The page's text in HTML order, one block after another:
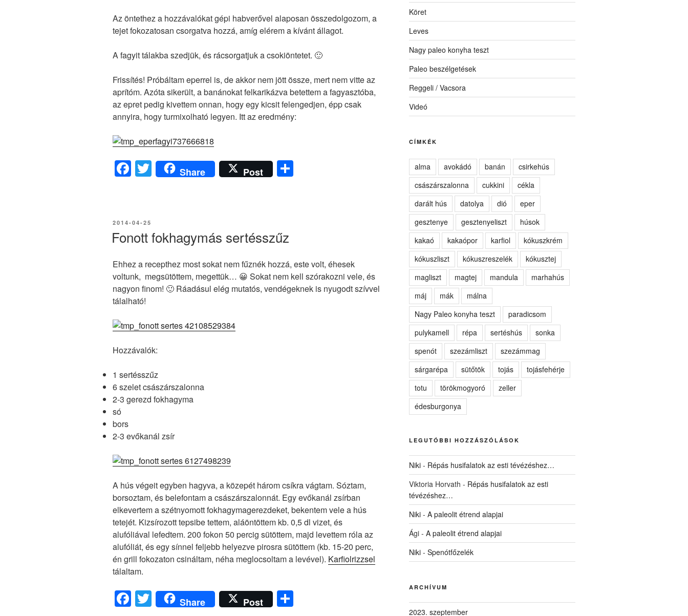
Az öntethez a hozzávalókat gépi habverővel alaposan összedolgozom, a
tejet fokozatosan csorgatva hozzá, amíg elérem a kívánt állagot.
A fagyit tálakba szedjük, és rácsorgatjuk a csokiöntetet. 🙂
Frissítés! Próbáltam eperrel is, de akkor nem jött össze, mert nem vitte az
aprítóm. Azóta sikerült, a banánokat felkarikázva betettem a fagyasztóba,
az epret pedig kivettem onnan, hogy egy kicsit felengedjen, épp csak
annyira, hogy turmixolható legyen. Itt az eredmény:
F
a
e
b
o
o
k
T
wi
Share Post
g
BEKÜLDVE:
2014-04-25
Fonott fokhagymás sertésszűz
Ehhez a recepthez most sokat nem fűznék hozzá, este volt, éhesek
voltunk, megsütöttem, megettük… 😀 Sokat nem kell szórakozni vele, és
nagyon finom! 🙂 Ráadásul elég mutatós, vendégeknek is nyugodt szívvel
tálalható!
Hozzávalók:
1 sertésszűz
6 szelet császárszalonna
2-3 gerezd fokhagyma
só
bors
2-3 evőkanál zsír
A hús végeit egyben hagyva, a közepét három csíkra vágtam. Sóztam,
borsoztam, és belefontam a császárszalonnát. Egy evőkanál zsírban
elkevertem a szétnyomott fokhagymagerezdeket, bekentem vele a hús
tetejét. Kizsírozott tepsibe tettem, aláöntöttem kb. 0,5 dl vizet, és
alufóliával lefedtem. 200 fokon 50 percig sütöttem, majd levettem róla az
alufóliát, és egy sínnel feljebb helyezve pirosra sütöttem (kb. 15-20 perc,
én grill fokozaton csináltam, néha meglocsoltam a levével). Karfiolrizzsel
tálaltam.
F T Share Post
Köret
Leves
Nagy paleo konyha teszt
Paleo beszélgetések
Reggeli / Vacsora
Videó
CÍMKÉK
alma avokádó banán
csirkehús
császárszalonna
cukkini
cékla
darált hús
datolya dió
eper
gesztenye
gesztenyeliszt
húsok
kakaó
kakaópor karfiol
kókuszkrém
kókuszliszt
kókuszreszelék
kókusztej
magliszt
magtej mandula
marhahús
máj
mák
málna
Nagy Paleo konyha teszt
paradicsom
pulykamell
répa sertéshús
sonka
spenót
szezámliszt
szezámmag
sárgarépa
sütőtök tojás
tojásfehérje
totu
törökmogyoró
zeller
édesburgonya
LEGUTÓBBI HOZZÁSZÓLÁSOK
Niki- Répás husifalatok az esti tévézéshez…
Viktoria Horvath - Répás husifalatok az esti
tévézéshez…
Niki- A paleolit étrend alapjai
Ági- A paleolit étrend alapjai
Niki- Spenótfőzelék
ARCHÍVUM
2023. szeptember